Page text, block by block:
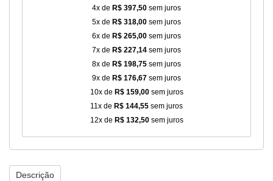
4x de R$ 397,50 sem juros
5x de R$ 318,00 sem juros
6x de R$ 265,00 sem juros
7x de R$ 227,14 sem juros
8x de R$ 198,75 sem juros
9x de R$ 176,67 sem juros
10x de R$ 159,00sem juros
11x de R$ 144,55 sem juros
12x de R$ 132,50sem juros
Descrição